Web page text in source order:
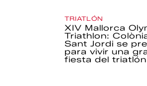
TRIATLÓN
XIV Mallorca
Triathlon:
Sant Jordi se
para vivir una
fiesta del triatlón